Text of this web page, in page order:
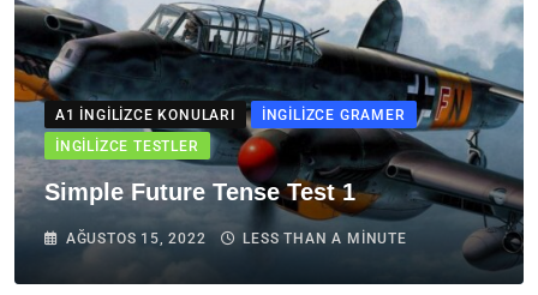
A1 İNGILIZCE KONULARI
İNGILIZCE GRAMER
İNGILIZCE TESTLER
Simple Future Tense Test 1
AĞUSTOS 15, 2022 LESS THAN A MINUTE